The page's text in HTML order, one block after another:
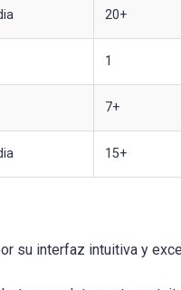
20+
1
7+
15+
su interfaz intuitiva y